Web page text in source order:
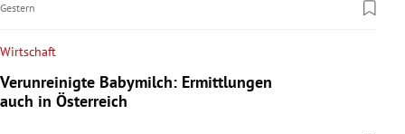
Gestern
Wirtschaft
Verunreinigte Babymilch: Ermittlungen
auch in Österreich